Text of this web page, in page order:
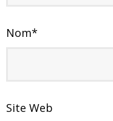
Nom*
Site Web